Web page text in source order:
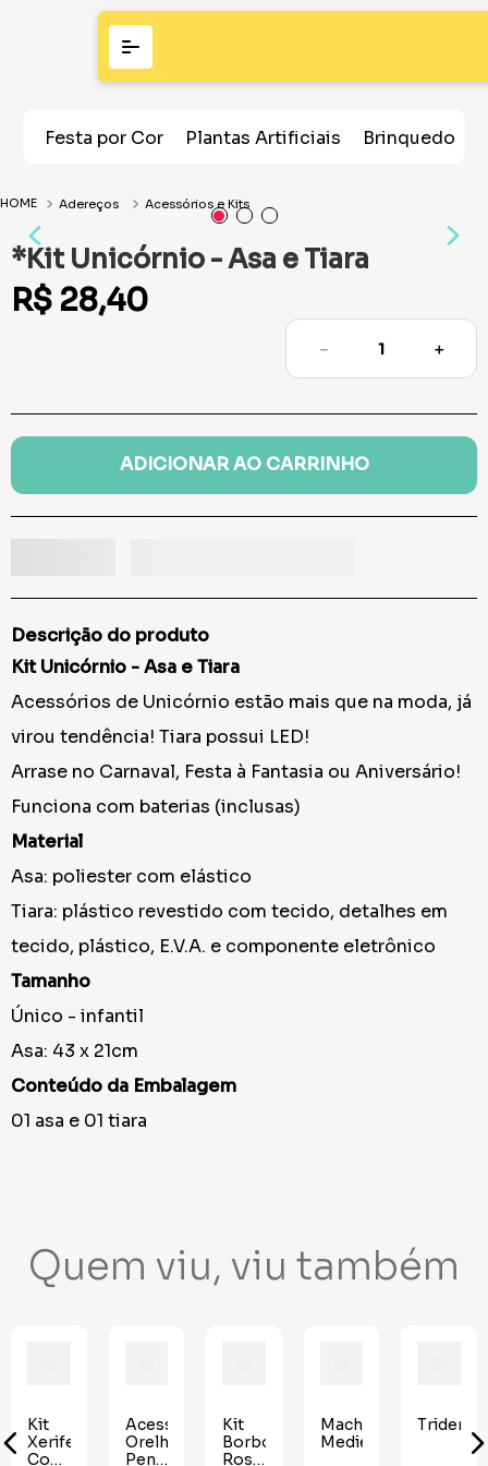
Festa por Cor Plantas Artificiais Brinquedos
Adereços Acessórios e Kits
*Kit Unicórnio - Asa e Tiara
R$ 28,40
＋
－
ADICIONAR AO CARRINHO
Descrição do produto
Kit Unicórnio - Asa e Tiara
Acessórios de Unicórnio estão mais que na moda, já
virou tendência! Tiara possui LED!
Arrase no Carnaval, Festa à Fantasia ou Aniversário!
Funciona com baterias (inclusas)
Material
Asa: poliester com elástico
Tiara: plástico revestido com tecido, detalhes em
tecido, plástico, E.V.A. e componente eletrônico
Tamanho
Único - infantil
Asa: 43 x 21cm
Conteúdo da Embalagem
01 asa e 01 tiara
Quem viu, viu também
Kit
Xerife
Cowboy
Acessório
Orelha
Penas
Kit
Borboletinha
Rosa
Machado
Medieval
Tridente